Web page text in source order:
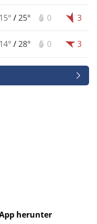
15° /25° 0 3
14° /28° 0 3
herunter